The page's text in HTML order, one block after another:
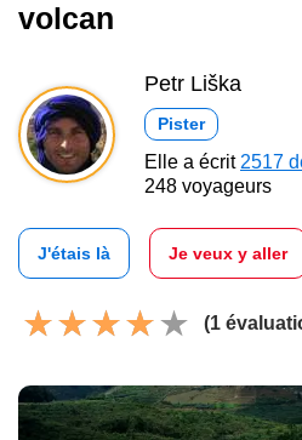
volcan
Petr Liška
Pister
Elle a écrit 2517
248 voyageurs
J'étais là Je veux y aller
(1